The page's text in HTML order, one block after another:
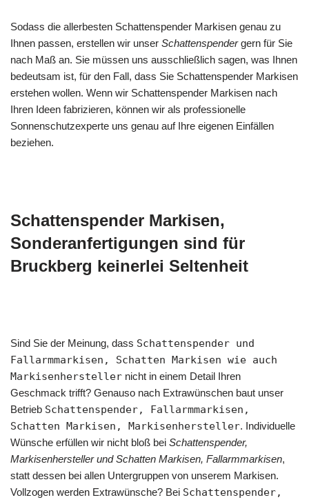
Sodass die allerbesten Schattenspender Markisen genau zu
Ihnen passen, erstellen wir unser Schattenspendergern für Sie
nach Maß an. Sie müssen uns ausschließlich sagen, was Ihnen
bedeutsam ist, für den Fall, dass Sie Schattenspender Markisen
erstehen wollen. Wenn wir Schattenspender Markisen nach
Ihren Ideen fabrizieren, können wir als professionelle
Sonnenschutzexperte uns genau auf Ihre eigenen Einfällen
beziehen.
Schattenspender Markisen,
Sonderanfertigungen sind für
Bruckberg keinerlei Seltenheit
Sind Sie der Meinung, dass Schattenspender und
Fallarmmarkisen, Schatten Markisen wie auch
Markisenhersteller nicht in einem Detail Ihren
Geschmack trifft? Genauso nach Extrawünschen baut unser
Betrieb Schattenspender, Fallarmmarkisen,
Schatten Markisen, Markisenhersteller. Individuelle
Wünsche erfüllen wir nicht bloß bei Schattenspender,
Markisenhersteller und Schatten Markisen, Fallarmmarkisen,
statt dessen bei allen Untergruppen von unserem Markisen.
Vollzogen werden Extrawünsche? Bei Schattenspender,